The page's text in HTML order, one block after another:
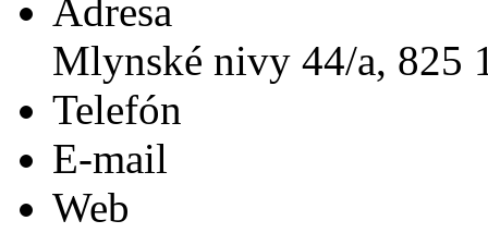
Adresa
Mlynské nivy 44/a, 825
Telefón
E-mail
Web